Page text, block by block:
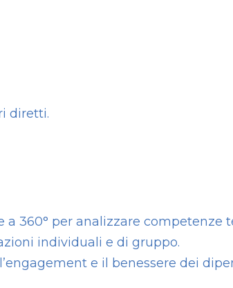
diretti.
360° per analizzare competenze
individuali e di gruppo.
e il benessere dei